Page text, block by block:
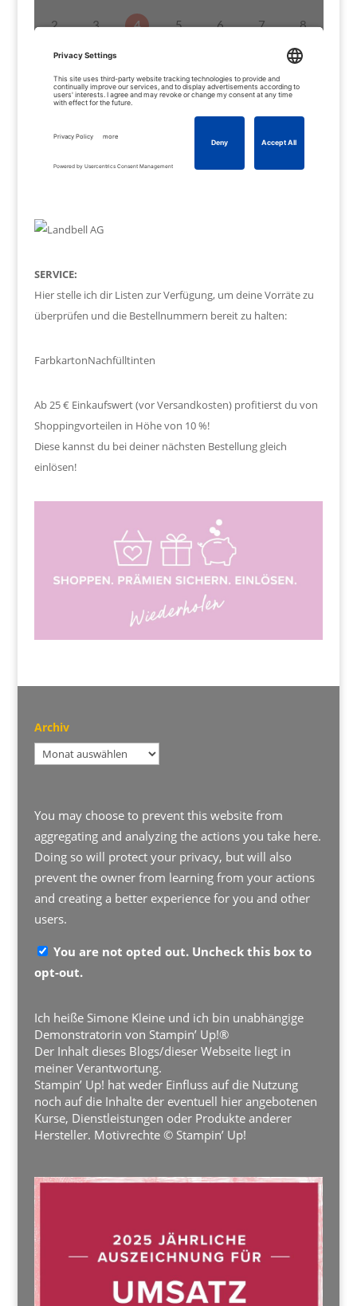
SERVICE:
Hier stelle ich dir Listen zur Verfügung, um deine Vorräte zu
überprüfen und die Bestellnummern bereit zu halten:
FarbkartonNachfülltinten
Ab 25 € Einkaufswert (vor Versandkosten) profitierst du von
Shoppingvorteilen in Höhe von 10 %!
Diese kannst du bei deiner nächsten Bestellung gleich
einlösen!
Archiv
Archiv
You may choose to prevent this website from
aggregating and analyzing the actions you take here.
Doing so will protect your privacy, but will also
prevent the owner from learning from your actions
and creating a better experience for you and other
users.
You are not opted out. Uncheck this box to
opt-out.
Ich heiße Simone Kleine und ich bin unabhängige
Demonstratorin von Stampin’ Up!®
Der Inhalt dieses Blogs/dieser Webseite liegt in
meiner Verantwortung.
Stampin’ Up! hat weder Einfluss auf die Nutzung
noch auf die Inhalte der eventuell hier angebotenen
Kurse, Dienstleistungen oder Produkte anderer
Hersteller. Motivrechte © Stampin’ Up!